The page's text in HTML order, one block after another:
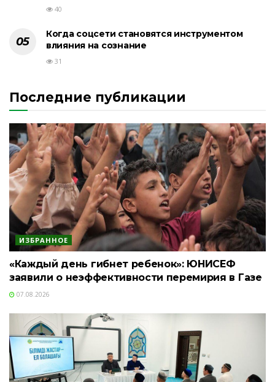
40
Когда соцсети становятся инструментом
влияния на сознание
31
Последние публикации
ИЗБРАННОЕ
«Каждый день гибнет ребенок»: ЮНИСЕФ
заявили о неэффективности перемирия в Газе
07.08.2026